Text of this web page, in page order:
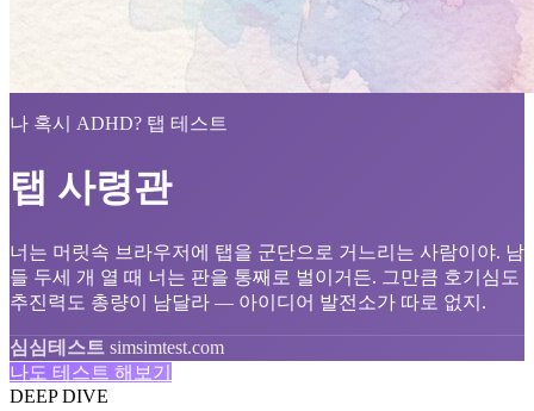
나 혹시 ADHD? 탭 테스트
탭 사령관
너는 머릿속 브라우저에 탭을 군단으로 거느리는 사람이야. 남
들 두세 개 열 때 너는 판을 통째로 벌이거든. 그만큼 호기심도
추진력도 총량이 남달라 — 아이디어 발전소가 따로 없지.
심심테스트 simsimtest.com
나도 테스트 해보기
DEEP DIVE